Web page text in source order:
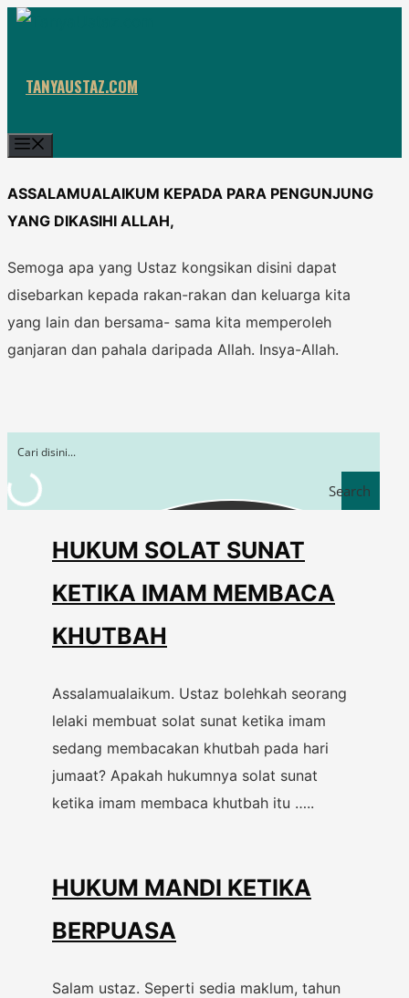
Skip
TANYAUSTAZ.COM
ASSALAMUALAIKUM KEPADA PARA PENGUNJUNG
YANG DIKASIHI ALLAH,
Semoga apa yang Ustaz kongsikan disini dapat
disebarkan kepada rakan-rakan dan keluarga kita
yang lain dan bersama- sama kita memperoleh
ganjaran dan pahala daripada Allah. Insya-Allah.
Search
HUKUM SOLAT SUNAT
KETIKA IMAM MEMBACA
KHUTBAH
Assalamualaikum. Ustaz bolehkah seorang
lelaki membuat solat sunat ketika imam
sedang membacakan khutbah pada hari
jumaat? Apakah hukumnya solat sunat
ketika imam membaca khutbah itu …..
HUKUM MANDI KETIKA
BERPUASA
Salam ustaz. Seperti sedia maklum, tahun